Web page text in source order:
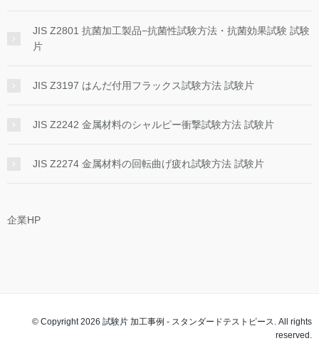
JIS Z2801 抗菌加工製品−抗菌性試験方法・抗菌効果試験 試験
片
JIS Z3197 はんだ付用フラックス試験方法 試験片
JIS Z2242 金属材料のシャルピー衝撃試験方法 試験片
JIS Z2274 金属材料の回転曲げ疲れ試験方法 試験片
企業HP
© Copyright 2026 試験片 加工事例 - スタンダードテストピース. All rights
reserved.